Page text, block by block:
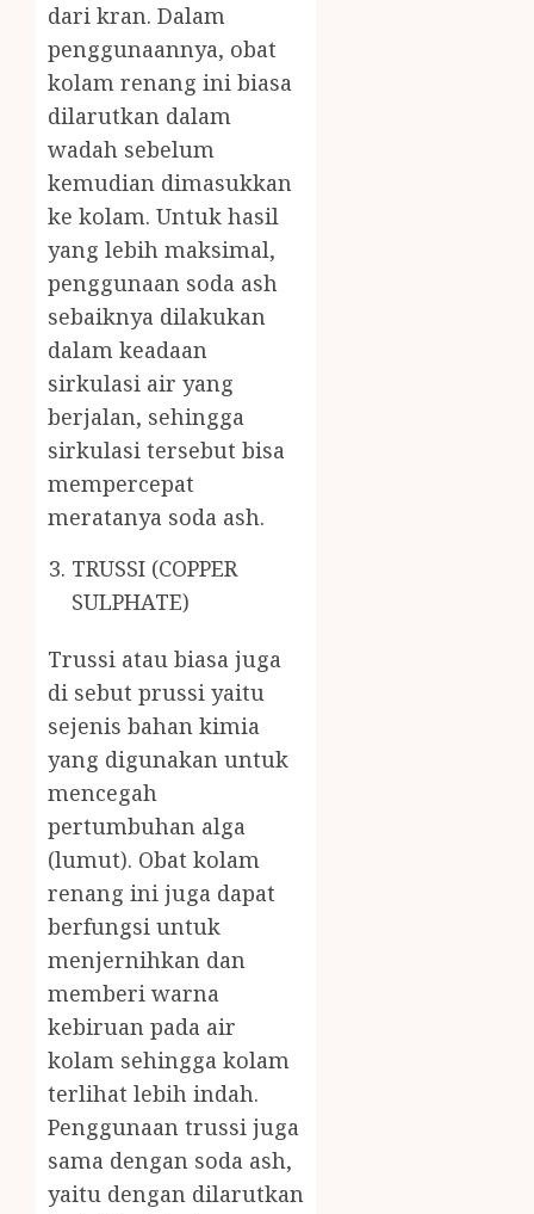
dari kran. Dalam
penggunaannya, obat
kolam renang ini biasa
dilarutkan dalam
wadah sebelum
kemudian dimasukkan
ke kolam. Untuk hasil
yang lebih maksimal,
penggunaan soda ash
sebaiknya dilakukan
dalam keadaan
sirkulasi air yang
berjalan, sehingga
sirkulasi tersebut bisa
mempercepat
meratanya soda ash.
TRUSSI (COPPER
SULPHATE)
Trussi atau biasa juga
di sebut prussi yaitu
sejenis bahan kimia
yang digunakan untuk
mencegah
pertumbuhan alga
(lumut). Obat kolam
renang ini juga dapat
berfungsi untuk
menjernihkan dan
memberi warna
kebiruan pada air
kolam sehingga kolam
terlihat lebih indah.
Penggunaan trussi juga
sama dengan soda ash,
yaitu dengan dilarutkan